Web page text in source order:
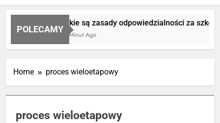
POLECAMY
Jakie są zasady odpowiedzialności za szkodę
18 Minut Ago
Home proces wieloetapowy
proces wieloetapowy